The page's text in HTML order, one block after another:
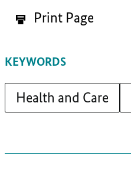
Print Page
KEYWORDS
Health and Care